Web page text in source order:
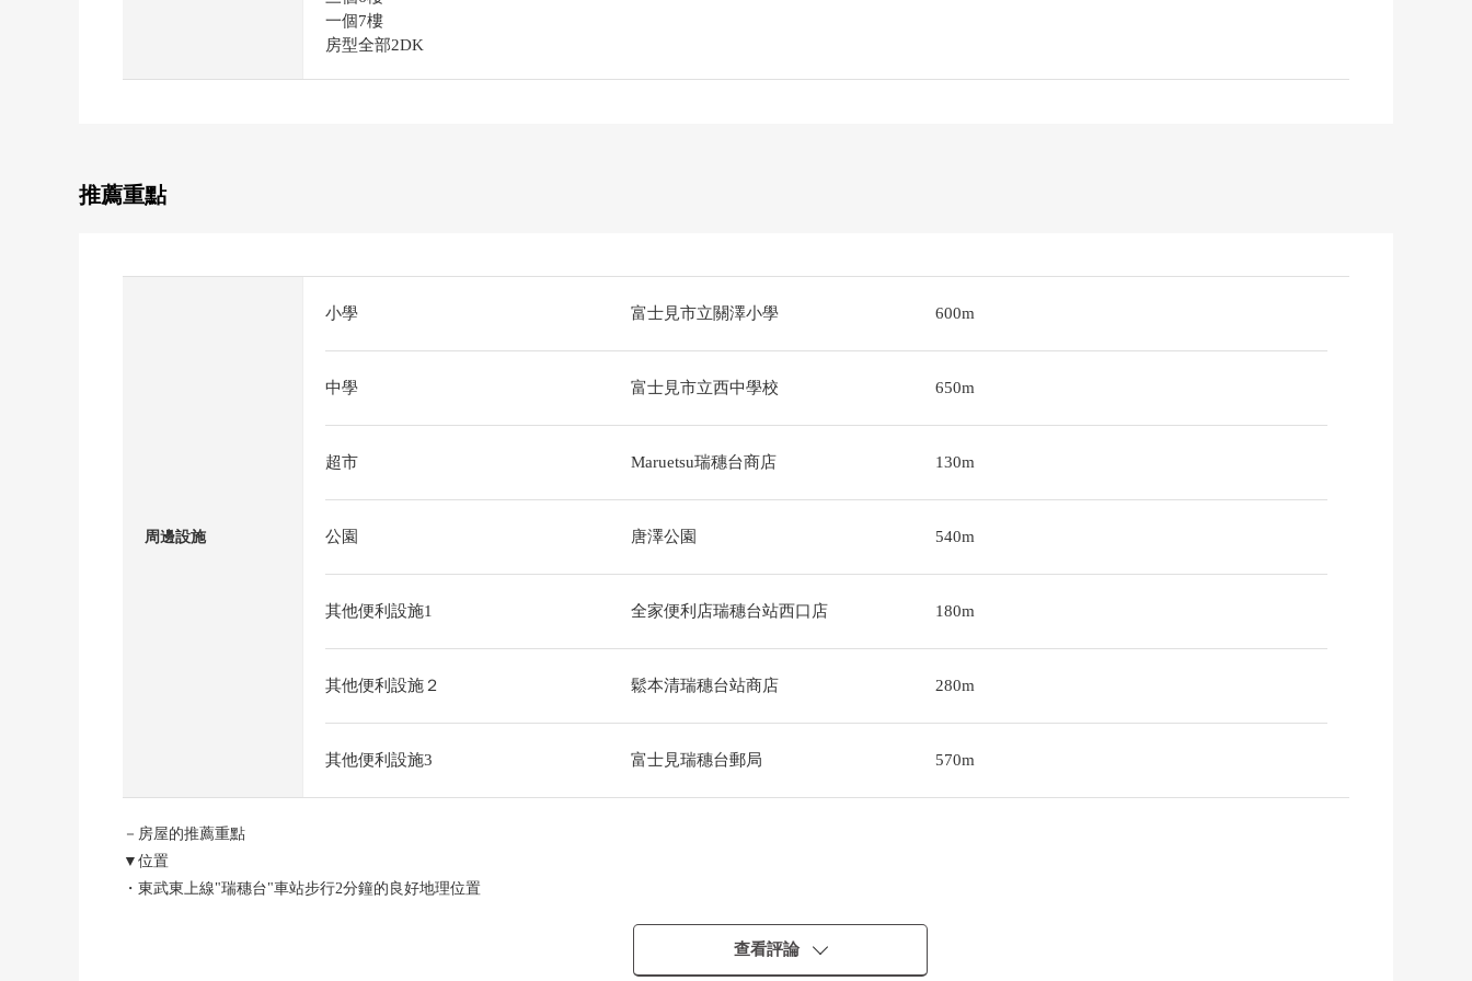
一個7樓
房型全部2DK
推薦重點
周邊設施
小學 富士見市立關澤小學 600m
中學 富士見市立西中學校 650m
超市 Maruetsu瑞穗台商店 130m
公園 唐澤公園 540m
其他便利設施1 全家便利店瑞穗台站西口店 180m
其他便利設施２ 鬆本清瑞穗台站商店 280m
其他便利設施3 富士見瑞穗台郵局 570m
－房屋的推薦重點
▼位置
・東武東上線"瑞穗台"車站步行2分鐘的良好地理位置
查看評論